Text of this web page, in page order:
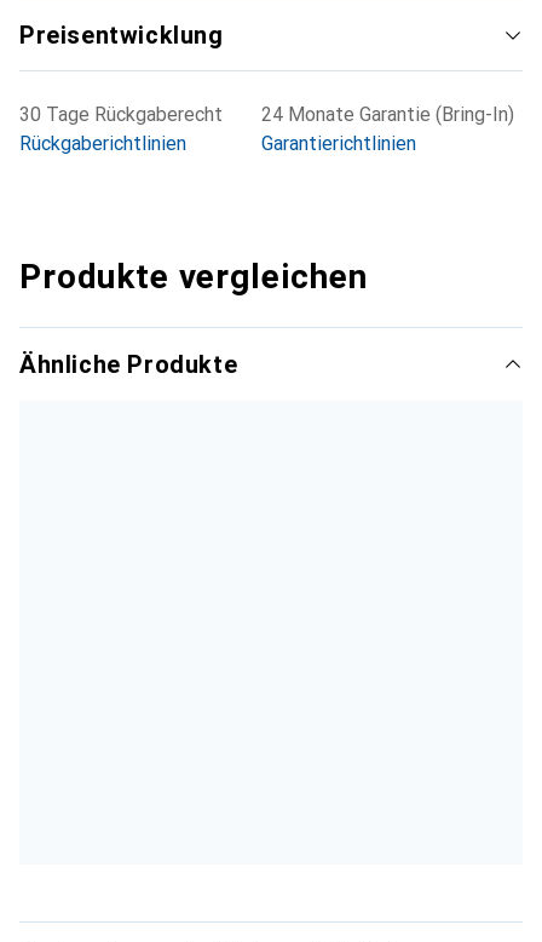
Preisentwicklung
30 Tage Rückgaberecht
Rückgaberichtlinien
24 Monate Garantie (Bring-In)
Garantierichtlinien
Produkte vergleichen
Ähnliche Produkte